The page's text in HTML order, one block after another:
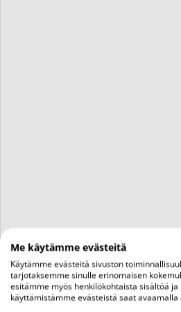
Me käytämme evästeitä
Käytämme evästeitä sivuston
tarjotaksemme sinulle erinomaisen
esitämme myös henkilökohtaista sisältöä
käyttämistämme evästeistä saat avaamalla